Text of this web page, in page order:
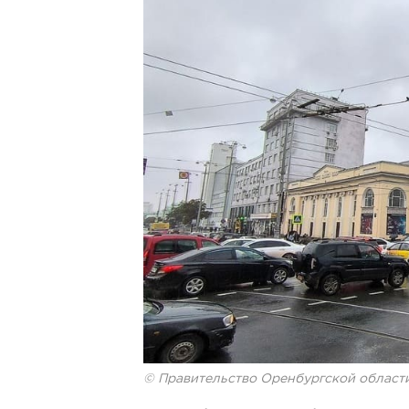
© Правительство Оренбургской